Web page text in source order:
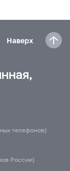
Наверх
телефонов)
России)